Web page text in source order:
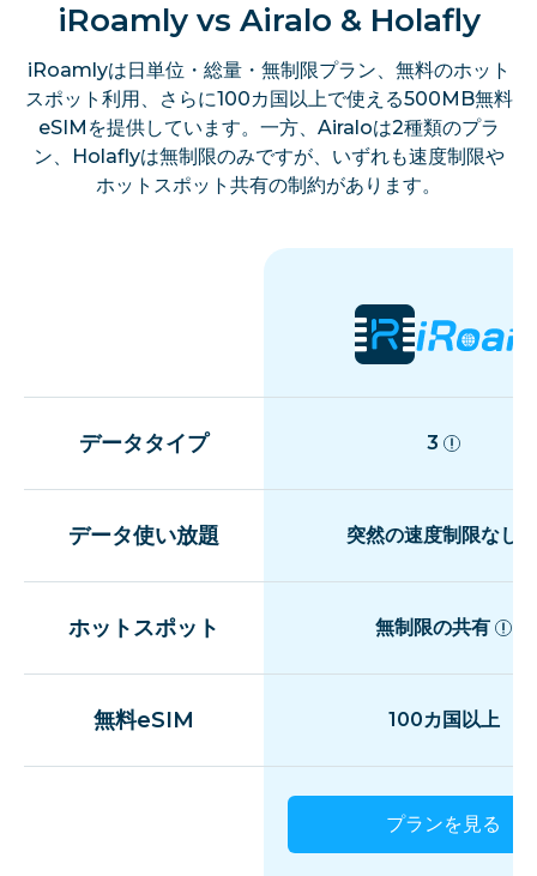
iRoamly vs Airalo & Holafly
iRoamlyは日単位・総量・無制限プラン、無料のホット
スポット利用、さらに100カ国以上で使える500MB無料
eSIMを提供しています。一方、Airaloは2種類のプラ
ン、Holaflyは無制限のみですが、いずれも速度制限や
ホットスポット共有の制約があります。
データタイプ 3
データ使い放題 突然の速度制限なし
ホットスポット 無制限の共有
無料eSIM 100カ国以上
プランを見る